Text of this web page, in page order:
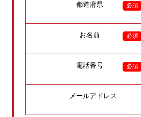
都道府県 必須
お名前 必須
電話番号 必須
メールアドレス